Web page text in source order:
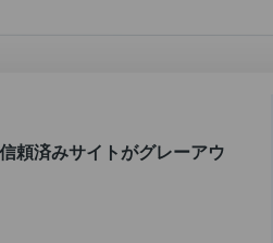
頼済みサイトがグレーアウ